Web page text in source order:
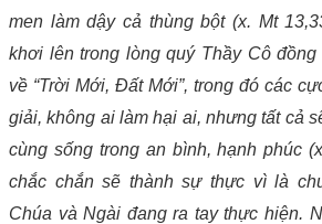
men làm dậy cả thùng bột (x. Mt
khơi lên trong lòng quý Thầy Cô
về “Trời Mới, Đất Mới”, trong đó các
giải, không ai làm hại ai, nhưng tất cả
cùng sống trong an bình, hạnh phúc
chắc chắn sẽ thành sự thực vì là
Chúa và Ngài đang ra tay thực hiện.